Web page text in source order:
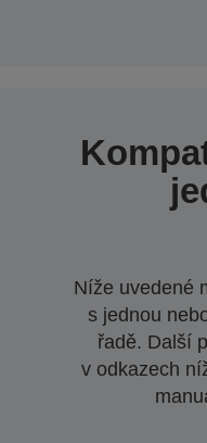
Níže uvedené
s jednou
řadě. Další
v odkazech